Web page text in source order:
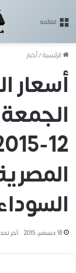
القائمة
الرئيسية/أخبار
أسعار
18 ديسمبر، 2015 آخر تحديث: 28